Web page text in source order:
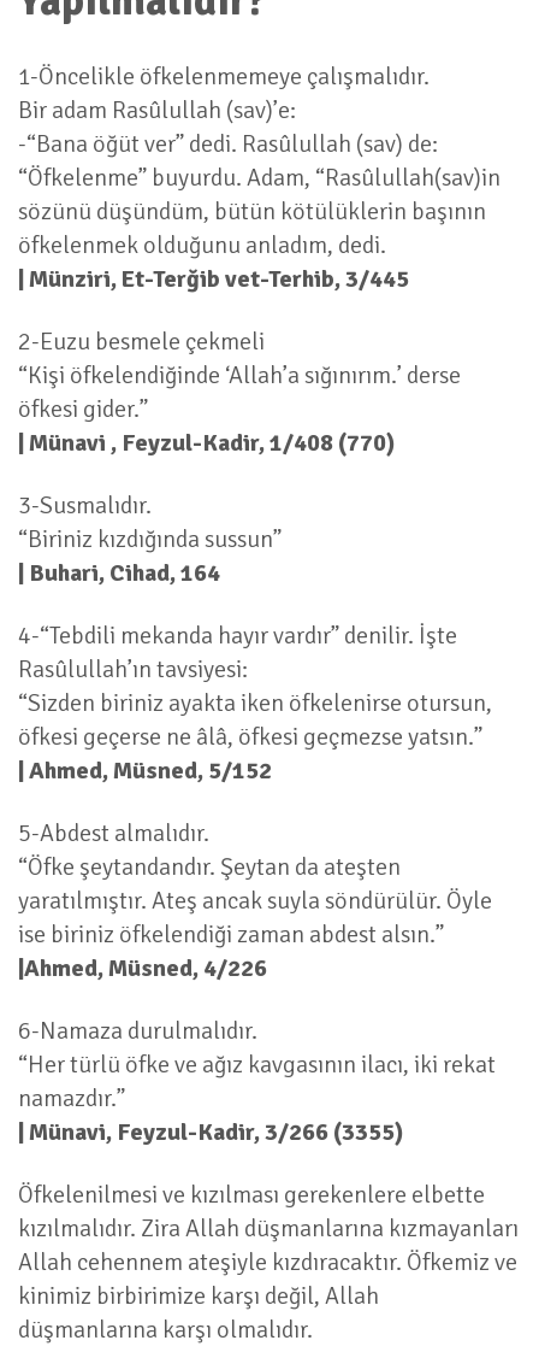
1-Öncelikle öfkelenmemeye çalışmalıdır.
Bir adam Rasûlullah (sav)’e:
-“Bana öğüt ver” dedi. Rasûlullah (sav) de:
“Öfkelenme” buyurdu. Adam, “Rasûlullah(sav)in
sözünü düşündüm, bütün kötülüklerin başının
öfkelenmek olduğunu anladım, dedi.
| Münziri, Et-Terğib vet-Terhib, 3/445
2-Euzu besmele çekmeli
“Kişi öfkelendiğinde ‘Allah’a sığınırım.’ derse
öfkesi gider.”
| Münavi , Feyzul-Kadir, 1/408 (770)
3-Susmalıdır.
“Biriniz kızdığında sussun”
| Buhari, Cihad, 164
4-“Tebdili mekanda hayır vardır” denilir. İşte
Rasûlullah’ın tavsiyesi:
“Sizden biriniz ayakta iken öfkelenirse otursun,
öfkesi geçerse ne âlâ, öfkesi geçmezse yatsın.”
| Ahmed, Müsned, 5/152
5-Abdest almalıdır.
“Öfke şeytandandır. Şeytan da ateşten
yaratılmıştır. Ateş ancak suyla söndürülür. Öyle
ise biriniz öfkelendiği zaman abdest alsın.”
|Ahmed, Müsned, 4/226
6-Namaza durulmalıdır.
“Her türlü öfke ve ağız kavgasının ilacı, iki rekat
namazdır.”
| Münavi, Feyzul-Kadir, 3/266 (3355)
Öfkelenilmesi ve kızılması gerekenlere elbette
kızılmalıdır. Zira Allah düşmanlarına kızmayanları
Allah cehennem ateşiyle kızdıracaktır. Öfkemiz ve
kinimiz birbirimize karşı değil, Allah
düşmanlarına karşı olmalıdır.